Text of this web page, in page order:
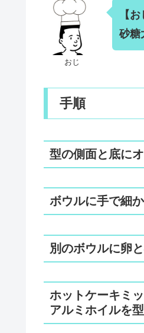
おじ
【
砂糖
手順
型の側面と底に
ボウルに手で細
別のボウルに卵
ホットケーキミ
アルミホイルを